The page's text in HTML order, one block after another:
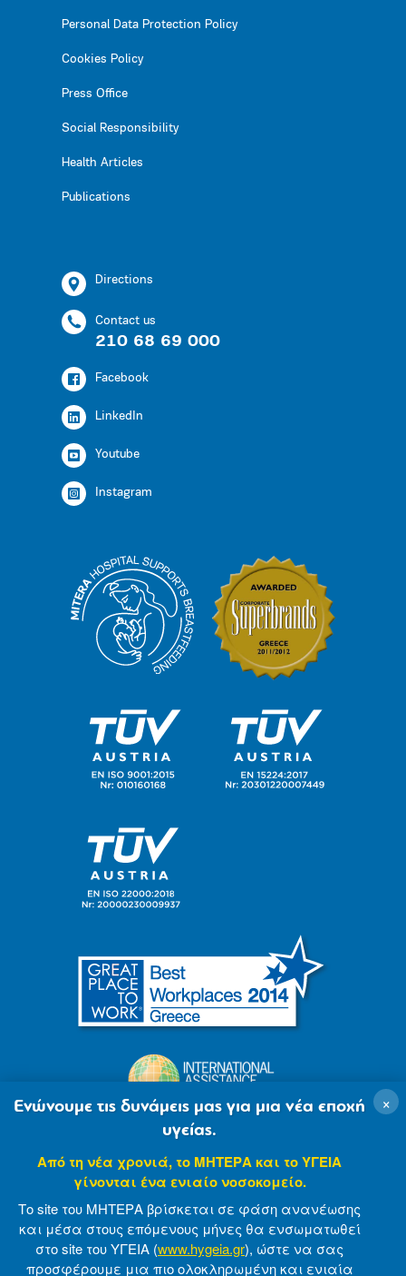
Personal Data Protection Policy
Cookies Policy
Press Office
Social Responsibility
Health Articles
Publications
Directions
Contact us
210 68 69 000
Facebook
LinkedIn
Youtube
Instagram
© 2007-2021 MITERA S.A Privacy Policy
×
Ενώνουμε τις δυνάμεις μας για μια νέα εποχή
υγείας.
Από τη νέα χρονιά, το ΜΗΤΕΡΑ και το ΥΓΕΙΑ
γίνονται ένα ενιαίο νοσοκομείο.
Το site του ΜΗΤΕΡΑ βρίσκεται σε φάση ανανέωσης
και μέσα στους επόμενους μήνες θα ενσωματωθεί
στο site του ΥΓΕΙΑ (www.hygeia.gr), ώστε να σας
προσφέρουμε μια πιο ολοκληρωμένη και ενιαία